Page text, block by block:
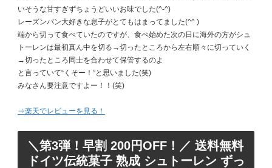
いそうな甘すぎずちょうどいいお味でした(^-^)
レーズンパン大好きな息子がとてもはまってました(^^ )
端から切って食べていたのですが、食べ始めた次の日に海外の方がシュ
トーレンは最初真ん中を切る→切ったところから左右順々に切っていく
→切ったところ同士を合わせて保管するのよ
と言っていて“くそー！”と思いました(笑)
みなさん要注意ですよー！！(笑)
⇒楽天でレビューを見る！
＼第3弾！早割 200円OFF！／ 送料無料
ドイツ伝統菓子 熟成 シュトーレン ずっ